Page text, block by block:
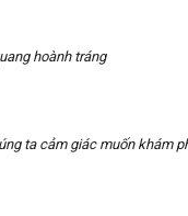
hoành tráng
ta cảm giác muốn khám